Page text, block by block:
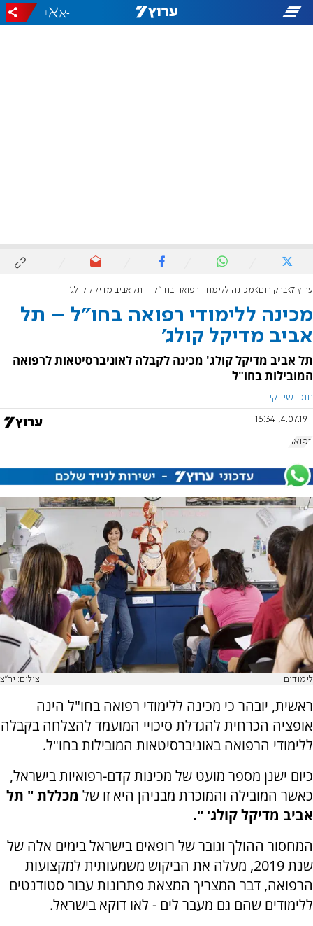
-
+
ערוץ 7 ברק רום מכינה ללימודי רפואה בחו”ל – תל אביב מדיקל קולג'
מכינה ללימודי רפואה בחו”ל – תל
אביב מדיקל קולג'
תל אביב מדיקל קולג' מכינה לקבלה לאוניברסיטאות לרפואה
המובילות בחו"ל
תוכן שיווקי
4.07.19, 15:34
רפואה
לימודים צילום: יח"צ
ראשית, יובהר כי מכינה ללימודי רפואה בחו"ל הינה
אופציה הכרחית להגדלת סיכויי המועמד להצלחה בקבלה
ללימודי הרפואה באוניברסיטאות המובילות בחו"ל.
כיום ישנן מספר מועט של מכינות קדם-רפואיות בישראל,
כאשר המובילה והמוכרת מבניהן היא זו של מכללת " תל
אביב מדיקל קולג' ".
המחסור ההולך וגובר של רופאים בישראל בימים אלה של
שנת 2019, מעלה את הביקוש משמעותית למקצועות
הרפואה, דבר המצריך המצאת פתרונות עבור סטודנטים
ללימודים שהם גם מעבר לים - לאו דוקא בישראל.